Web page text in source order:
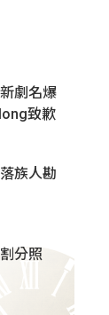
劇名爆
致歉
族人勘
分照